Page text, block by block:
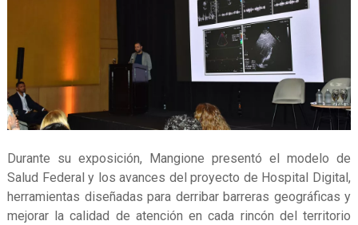
Durante su exposición, Mangione presentó el modelo de
Salud Federal y los avances del proyecto de Hospital Digital,
herramientas diseñadas para derribar barreras geográficas y
mejorar la calidad de atención en cada rincón del territorio